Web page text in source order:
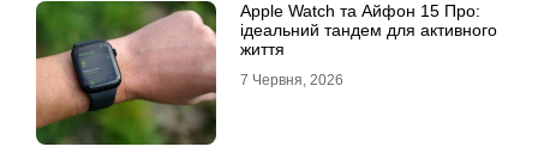
Apple Watch та Айфон 15 Про:
ідеальний тандем для активного
життя
7 Червня, 2026